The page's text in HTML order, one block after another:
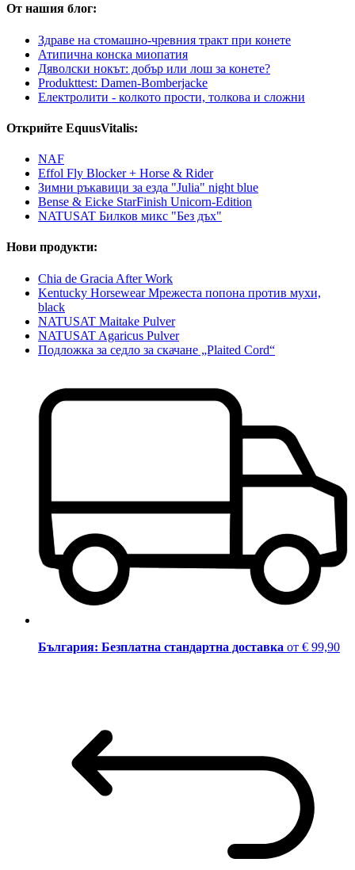
От нашия блог:
Здраве на стомашно-чревния тракт при конете
Атипична конска миопатия
Дяволски нокът: добър или лош за конете?
Produkttest: Damen-Bomberjacke
Електролити - колкото прости, толкова и сложни
Открийте EquusVitalis:
NAF
Effol Fly Blocker + Horse & Rider
Зимни ръкавици за езда "Julia" night blue
Bense & Eicke StarFinish Unicorn-Edition
NATUSAT Билков микс "Без дъх"
Нови продукти:
Chia de Gracia After Work
Kentucky Horsewear Мрежеста попона против мухи,
black
NATUSAT Maitake Pulver
NATUSAT Agaricus Pulver
Подложка за седло за скачане „Plaited Cord“
България: Безплатна стандартна доставка от € 99,90